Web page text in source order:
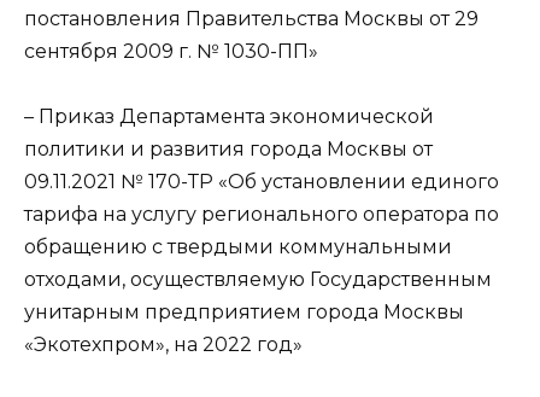
постановления Правительства Москвы от 29
сентября 2009 г. № 1030-ПП»
– Приказ Департамента экономической
политики и развития города Москвы от
09.11.2021 № 170-ТР «Об установлении единого
тарифа на услугу регионального оператора по
обращению с твердыми коммунальными
отходами, осуществляемую Государственным
унитарным предприятием города Москвы
«Экотехпром», на 2022 год»